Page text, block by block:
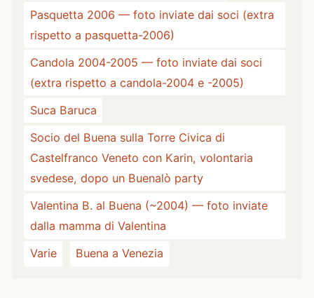
Pasquetta 2006 — foto inviate dai soci (extra
rispetto a pasquetta-2006)
Candola 2004-2005 — foto inviate dai soci
(extra rispetto a candola-2004 e -2005)
Suca Baruca
Socio del Buena sulla Torre Civica di
Castelfranco Veneto con Karin, volontaria
svedese, dopo un Buenalò party
Valentina B. al Buena (~2004) — foto inviate
dalla mamma di Valentina
Varie
Buena a Venezia